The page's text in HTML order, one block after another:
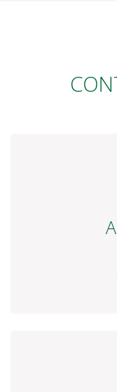
À 10
Vues